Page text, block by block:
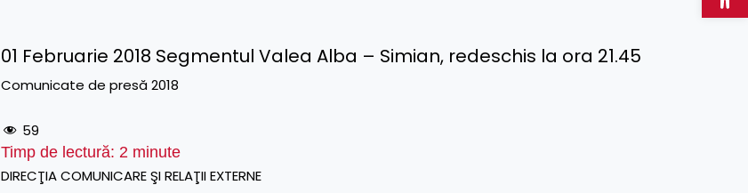
01 Februarie 2018 Segmentul Valea Alba – Simian, redeschis la ora 21.45
Comunicate de presă 2018
59
Timp de lectură: 2 minute
DIRECŢIA COMUNICARE ŞI RELAŢII EXTERNE